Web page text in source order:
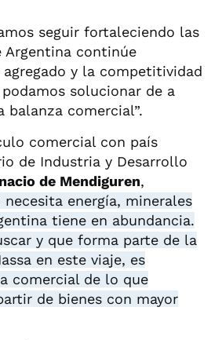
seguir fortaleciendo las
Argentina continúe
y la competitividad
solucionar de a
comercial”.
comercial con país
de Industria y Desarrollo
de Mendiguren,
necesita energía, minerales
tiene en abundancia.
y que forma parte de la
en este viaje, es
comercial de lo que
de bienes con mayor